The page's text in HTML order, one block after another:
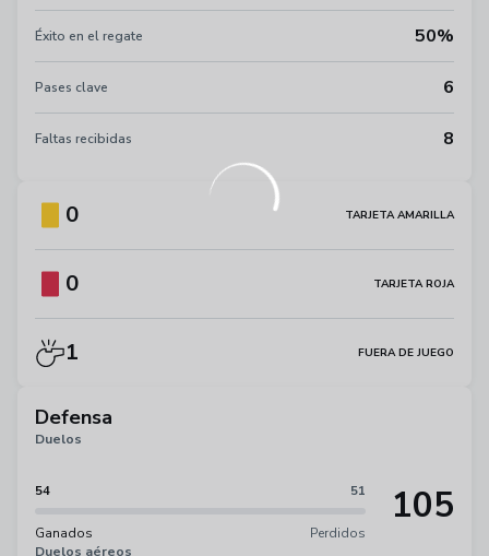
Éxito en el regate 50%
Pases clave 6
Faltas recibidas 8
0 TARJETA AMARILLA
0 TARJETA ROJA
1 FUERA DE JUEGO
Defensa
Duelos
54 51
Ganados Perdidos
105
Duelos aéreos